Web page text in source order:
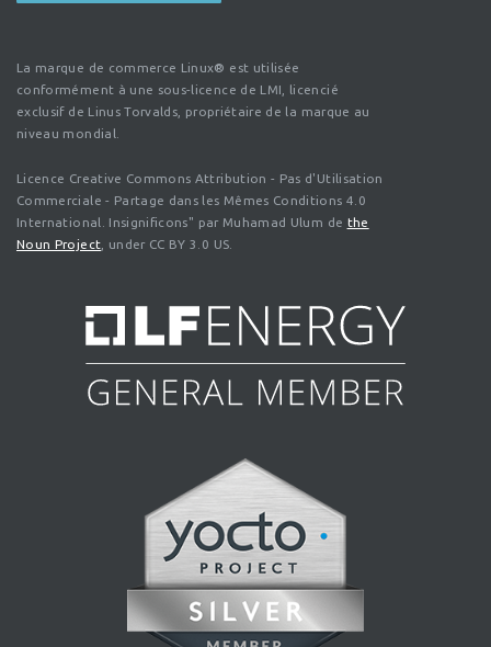
La marque de commerce Linux® est utilisée
conformément à une sous-licence de LMI, licencié
exclusif de Linus Torvalds, propriétaire de la marque au
niveau mondial.
Licence Creative Commons Attribution - Pas d'Utilisation
Commerciale - Partage dans les Mêmes Conditions 4.0
International. Insignificons" par Muhamad Ulum de the
Noun Project , under CC BY 3.0 US.